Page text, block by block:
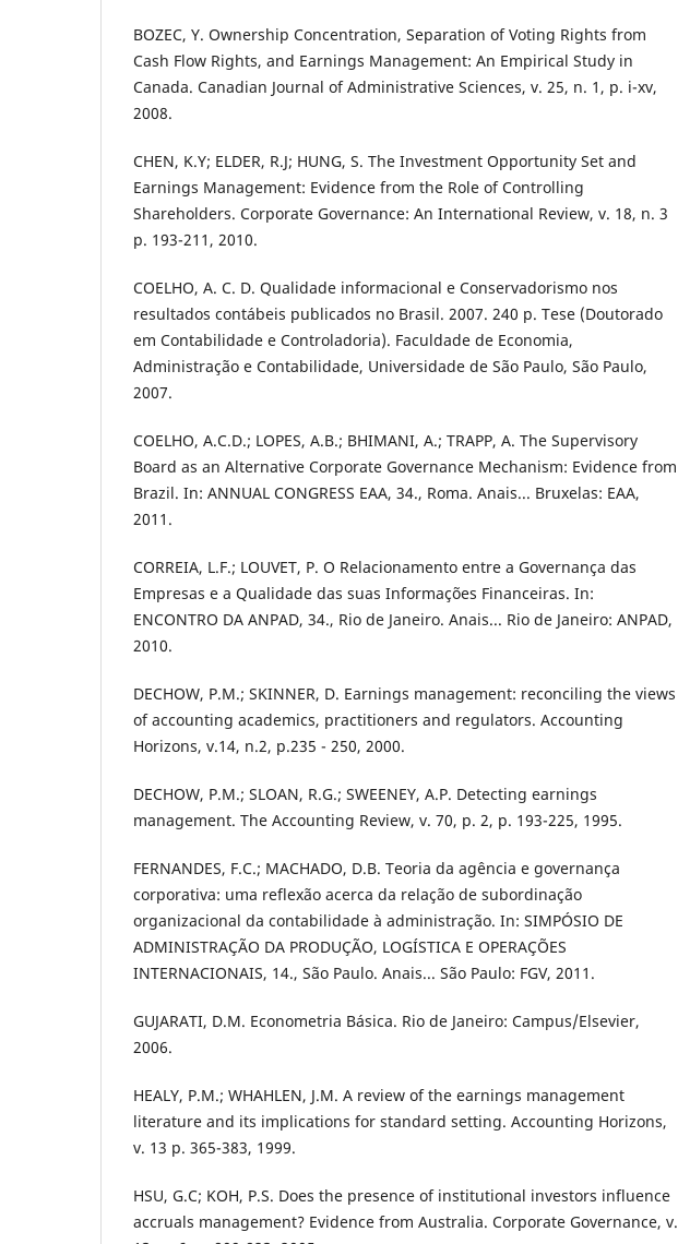
BOZEC, Y. Ownership Concentration, Separation of Voting Rights from
Cash Flow Rights, and Earnings Management: An Empirical Study in
Canada. Canadian Journal of Administrative Sciences, v. 25, n. 1, p. i-xv,
2008.
CHEN, K.Y; ELDER, R.J; HUNG, S. The Investment Opportunity Set and
Earnings Management: Evidence from the Role of Controlling
Shareholders. Corporate Governance: An International Review, v. 18, n. 3
p. 193-211, 2010.
COELHO, A. C. D. Qualidade informacional e Conservadorismo nos
resultados contábeis publicados no Brasil. 2007. 240 p. Tese (Doutorado
em Contabilidade e Controladoria). Faculdade de Economia,
Administração e Contabilidade, Universidade de São Paulo, São Paulo,
2007.
COELHO, A.C.D.; LOPES, A.B.; BHIMANI, A.; TRAPP, A. The Supervisory
Board as an Alternative Corporate Governance Mechanism: Evidence from
Brazil. In: ANNUAL CONGRESS EAA, 34., Roma. Anais... Bruxelas: EAA,
2011.
CORREIA, L.F.; LOUVET, P. O Relacionamento entre a Governança das
Empresas e a Qualidade das suas Informações Financeiras. In:
ENCONTRO DA ANPAD, 34., Rio de Janeiro. Anais... Rio de Janeiro: ANPAD,
2010.
DECHOW, P.M.; SKINNER, D. Earnings management: reconciling the views
of accounting academics, practitioners and regulators. Accounting
Horizons, v.14, n.2, p.235 - 250, 2000.
DECHOW, P.M.; SLOAN, R.G.; SWEENEY, A.P. Detecting earnings
management. The Accounting Review, v. 70, p. 2, p. 193-225, 1995.
FERNANDES, F.C.; MACHADO, D.B. Teoria da agência e governança
corporativa: uma reflexão acerca da relação de subordinação
organizacional da contabilidade à administração. In: SIMPÓSIO DE
ADMINISTRAÇÃO DA PRODUÇÃO, LOGÍSTICA E OPERAÇÕES
INTERNACIONAIS, 14., São Paulo. Anais... São Paulo: FGV, 2011.
GUJARATI, D.M. Econometria Básica. Rio de Janeiro: Campus/Elsevier,
2006.
HEALY, P.M.; WHAHLEN, J.M. A review of the earnings management
literature and its implications for standard setting. Accounting Horizons,
v. 13 p. 365-383, 1999.
HSU, G.C; KOH, P.S. Does the presence of institutional investors influence
accruals management? Evidence from Australia. Corporate Governance, v.